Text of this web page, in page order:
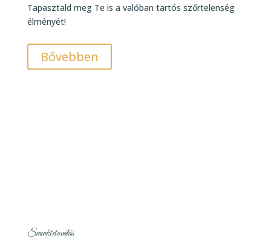
Tapasztald meg Te is a valóban tartós szőrtelenség
élményét!
Bővebben
Sminktetoválás